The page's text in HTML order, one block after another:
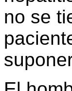
no se